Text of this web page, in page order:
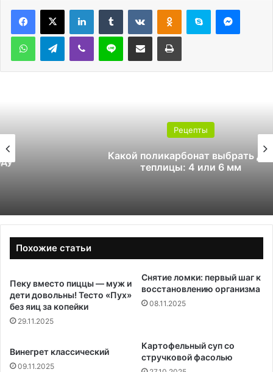
LinkedInTumblr ВконтактеОдноклассники
Skype
WhatsAppTelegramViber Line Поделиться через электронную почту Печатать
Какой поликарбонат выбрать для
теплицы: 4 или 6 мм
Похожие статьи
Пеку вместо пиццы — муж и
дети довольны! Тесто «Пух»
без яиц за копейки
29.11.2025
Снятие ломки: первый шаг к
восстановлению организма
08.11.2025
Винегрет классический
09.11.2025
Картофельный суп со
стручковой фасолью